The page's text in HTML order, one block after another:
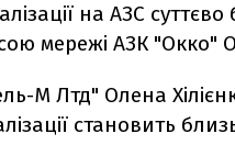
на АЗС
мережі АЗК
М Лтд" Олена
становить